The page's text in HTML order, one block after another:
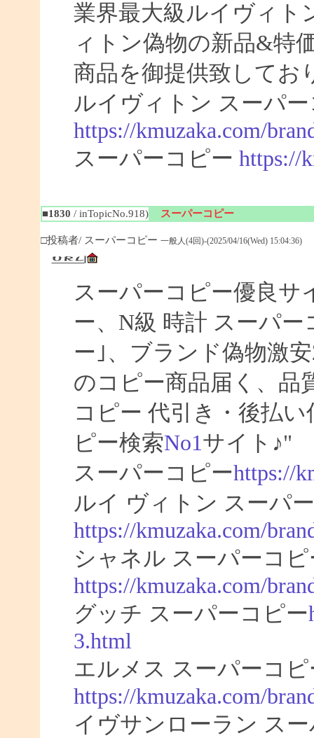
業界最大級ルイヴィト
ィトン偽物の新品&特
商品を御提供致してお
ルイヴィトン スーパ
https://kmuzaka.com/
スーパーコピー https://
■1830 / inTopicNo.918) スーパーコピー
□投稿者/ スーパーコピー 一般人(4回)-(2025/04/16(Wed) 15:04:36)
スーパーコピー優良サ
ー、N級 時計 スーパ
ー｣、ブランド偽物激
のコピー商品届く、品
コピー 代引き・後払
ピー検索No1サイト♪"
スーパーコピーhttps://
ルイ ヴィトン スーパ
https://kmuzaka.com/
シャネル スーパーコピ
https://kmuzaka.com/
グッチ スーパーコピー
3.html
エルメス スーパーコピ
https://kmuzaka.com/
イヴサンローラン ス